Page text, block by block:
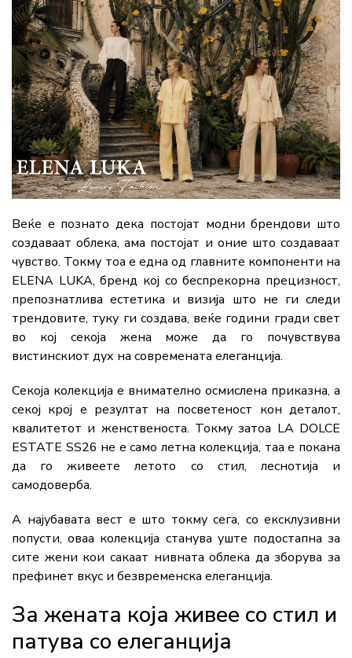
Веќе е познато дека постојат модни брендови што
создаваат облека, ама постојат и оние што создаваат
чувство. Токму тоа е една од главните компоненти на
ELENA LUKA, бренд кој со беспрекорна прецизност,
препознатлива естетика и визија што не ги следи
трендовите, туку ги создава, веќе години гради свет
во кој секоја жена може да го почувствува
вистинскиот дух на современата елеганција.
Секоја колекција е внимателно осмислена приказна, а
секој крој е резултат на посветеност кон деталот,
квалитетот и женственоста. Токму затоа LA DOLCE
ESTATE SS26 не е само летна колекција, таа е покана
да го живеете летото со стил, леснотија и
самодоверба.
А најубавата вест е што токму сега, со ексклузивни
попусти, оваа колекција станува уште подостапна за
сите жени кои сакаат нивната облека да зборува за
префинет вкус и безвременска елеганција.
За жената која живее со стил и
патува со елеганција